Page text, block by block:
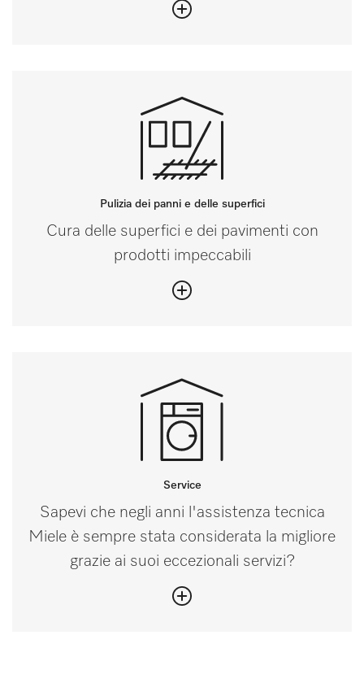
Pulizia dei panni e delle superfici
Cura delle superfici e dei pavimenti con
prodotti impeccabili
Service
Sapevi che negli anni l'assistenza tecnica
Miele è sempre stata considerata la migliore
grazie ai suoi eccezionali servizi?